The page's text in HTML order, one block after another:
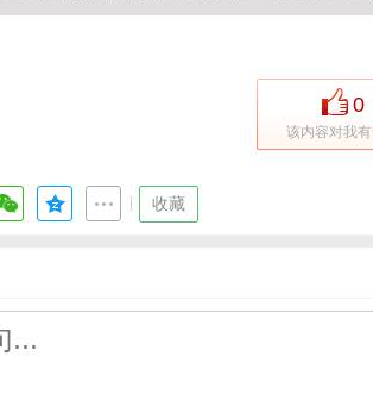
0
该内容对我
收藏